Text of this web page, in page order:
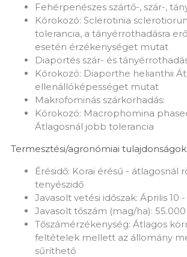
Fehérpenészes szártő-, szár-,
Kórokozó: Sclerotinia
tolerancia, a tányérrothadásra
esetén érzékenységet mutat
Diaportés szár- és
Kórokozó: Diaporthe helianthii
ellenállóképességet mutat
Makrofominás szárkorhadás:
Kórokozó: Macrophomina
Átlagosnál jobb tolerancia
Termesztési/agronómiai tulajdonságok
Érésidő: Korai érésű - átlagosnál
tenyészidő
Javasolt vetési időszak: Április 10
Javasolt tőszám (mag/ha):
Tőszámérzékenység: Átlagos
feltételek mellett az állomány
sűríthető